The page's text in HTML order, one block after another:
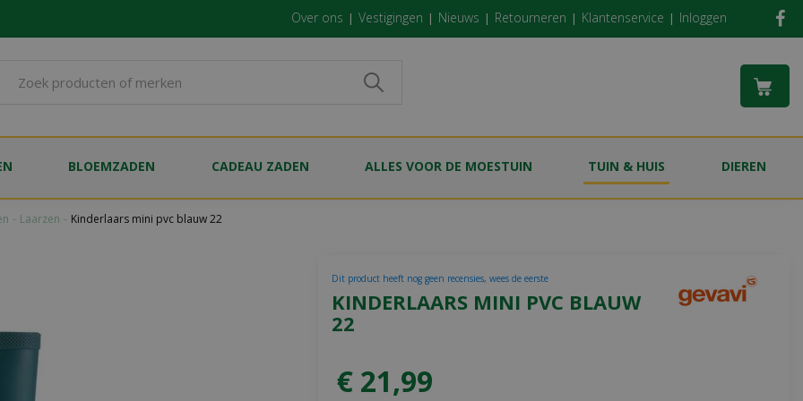
Laarzen Kinderlaars mini pvc blauw 22
Over ons Vestigingen Nieuws Retourneren Klantenservice Inloggen
BLOEMZADEN CADEAU ZADEN ALLES VOOR DE MOESTUIN TUIN & HUIS DIEREN
KINDERLAARS MINI PVC BLAUW
22
Dit product heeft nog geen recensies, wees de eerste
€ 21,99